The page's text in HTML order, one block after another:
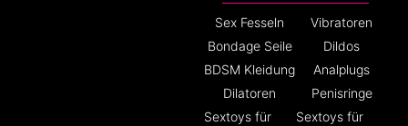
Sex Fesseln
Bondage Seile
BDSM Kleidung
Dilatoren
Sextoys für
Vibratoren
Dildos
Analplugs
Penisringe
Sextoys für